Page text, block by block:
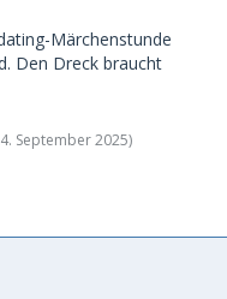
Märchenstunde
Den Dreck braucht
September 2025)